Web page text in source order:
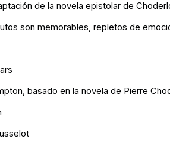
de la novela epistolar de
son memorables, repletos de
basado en la novela de Pierre